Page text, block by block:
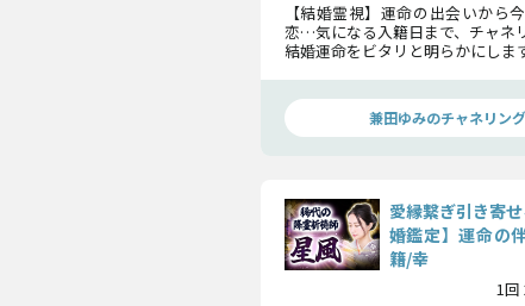
【結婚霊視】運命の出会いから
恋…気になる入籍日まで、チャネ
結婚運命をビタリと明らかにしま
兼田ゆみのチャネリン
愛縁繋ぎ引き寄
婚鑑定】運命の
籍/幸
1回